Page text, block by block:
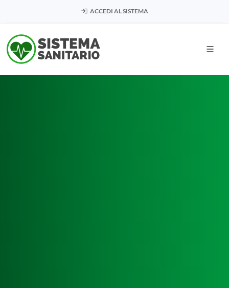
ACCEDI AL SISTEMA